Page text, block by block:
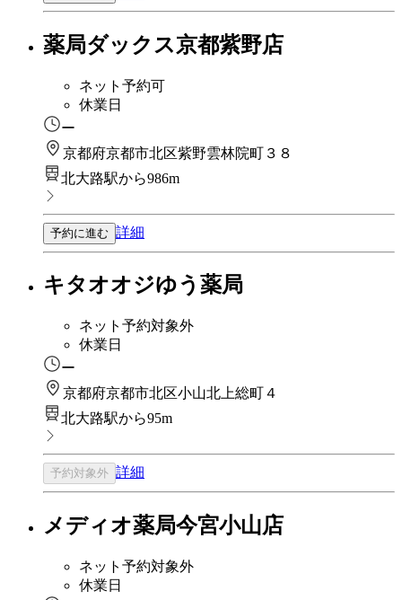
薬局ダックス京都紫野店
ネット予約可
休業日
ー
京都府京都市北区紫野雲林院町３８
北大路駅から986m
予約に進む 詳細
キタオオジゆう薬局
ネット予約対象外
休業日
ー
京都府京都市北区小山北上総町４
北大路駅から95m
予約対象外 詳細
メディオ薬局今宮小山店
ネット予約対象外
休業日